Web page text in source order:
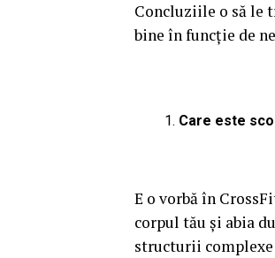
Concluziile o să le
bine în funcție de
Care este
E o vorbă în
corpul tău și abia
structurii